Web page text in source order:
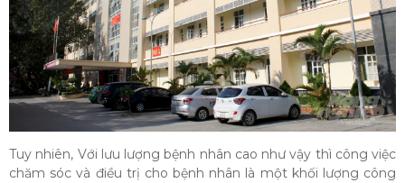
Tuy nhiên, Với lưu lượng bệnh nhân cao như vậy thì công việc
chăm sóc và điều trị cho bệnh nhân là một khối lượng công